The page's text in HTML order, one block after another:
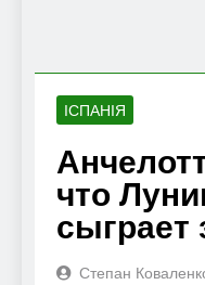
ІСПАНІЯ
что
сыграет
Степан